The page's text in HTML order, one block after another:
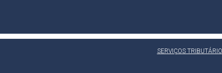
SERVIÇOS